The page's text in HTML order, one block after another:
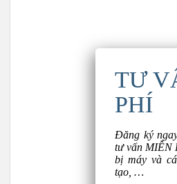
Đăng ký
tư vấn MIỄN
bị máy và
tạo, …